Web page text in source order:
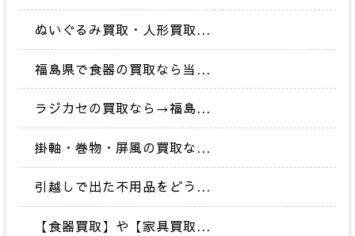
ぬいぐるみ買取・人形買取...
福島県で食器の買取なら当...
ラジカセの買取なら→福島...
掛軸・巻物・屏風の買取な...
引越しで出た不用品をどう...
【食器買取】や【家具買取...